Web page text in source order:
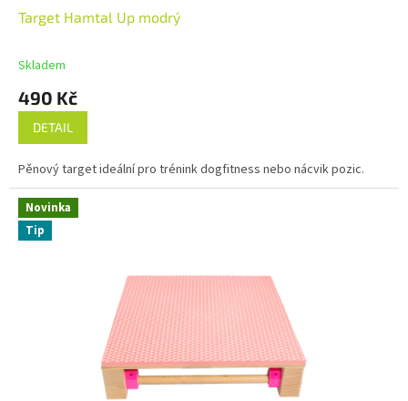
Target Hamtal Up modrý
Skladem
490 Kč
DETAIL
Pěnový target ideální pro trénink dogfitness nebo nácvik pozic.
Novinka
Tip